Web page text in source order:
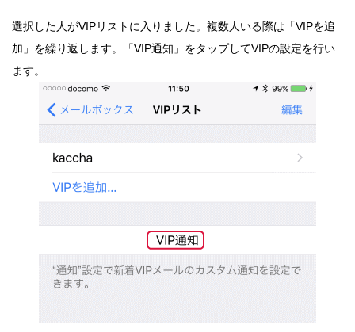
選択した人がVIPリストに入りました。複数人いる際は「VIPを追
加」を繰り返します。「VIP通知」をタップしてVIPの設定を行い
ます。